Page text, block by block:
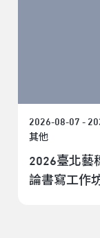
2026-08-07 -
其他
2026臺北藝
論書寫工作